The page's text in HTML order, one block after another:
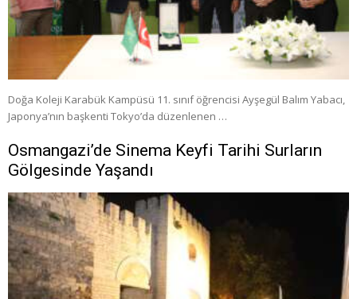
Doğa Koleji Karabük Kampüsü 11. sınıf öğrencisi Ayşegül Balım Yabacı,
Japonya’nın başkenti Tokyo’da düzenlenen …
Osmangazi’de Sinema Keyfi Tarihi Surların
Gölgesinde Yaşandı